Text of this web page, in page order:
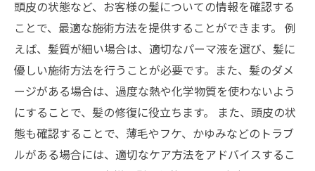
頭皮の状態など、お客様の髪についての情報を確認する
ことで、最適な施術方法を提供することができます。 例
えば、髪質が細い場合は、適切なパーマ液を選び、髪に
優しい施術方法を行うことが必要です。また、髪のダメ
ージがある場合は、過度な熱や化学物質を使わないよう
にすることで、髪の修復に役立ちます。 また、頭皮の状
態も確認することで、薄毛やフケ、かゆみなどのトラブ
ルがある場合には、適切なケア方法をアドバイスするこ